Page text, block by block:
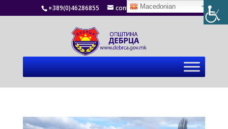
+389(0)46286855 contact@debrca.gov.mk
Macedonian